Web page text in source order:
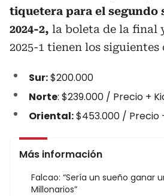
tiquetera para el segundo
2024-2, la boleta de la final
2025-1 tienen los siguientes
Sur:$200.000
Norte: $239.000 / Precio +
Oriental:$453.000 / Precio
Más información
Falcao: “Sería un sueño ganar
Millonarios”